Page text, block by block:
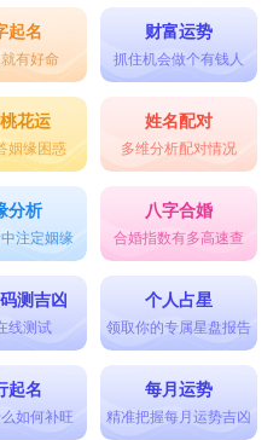
知!
你不会?
起名
有好命
财富运势
抓住机会做个有钱人
花运
姻缘困惑
姓名配对
多维分析配对情况
分析
注定姻缘
八字合婚
合婚指数有多高速查
测吉凶
线测试
个人占星
领取你的专属星盘报告
起名
如何补旺
每月运势
精准把握每月运势吉凶